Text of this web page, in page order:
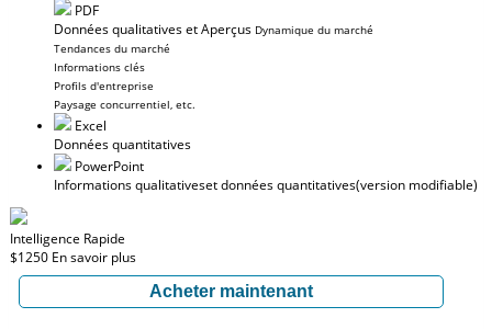
PDF
Données qualitatives et Aperçus Dynamique du marché
Tendances du marché
Informations clés
Profils d'entreprise
Paysage concurrentiel, etc.
Excel
Données quantitatives
PowerPoint
Informations qualitativeset données quantitatives(version modifiable)
Intelligence Rapide
$1250 En savoir plus
Acheter maintenant